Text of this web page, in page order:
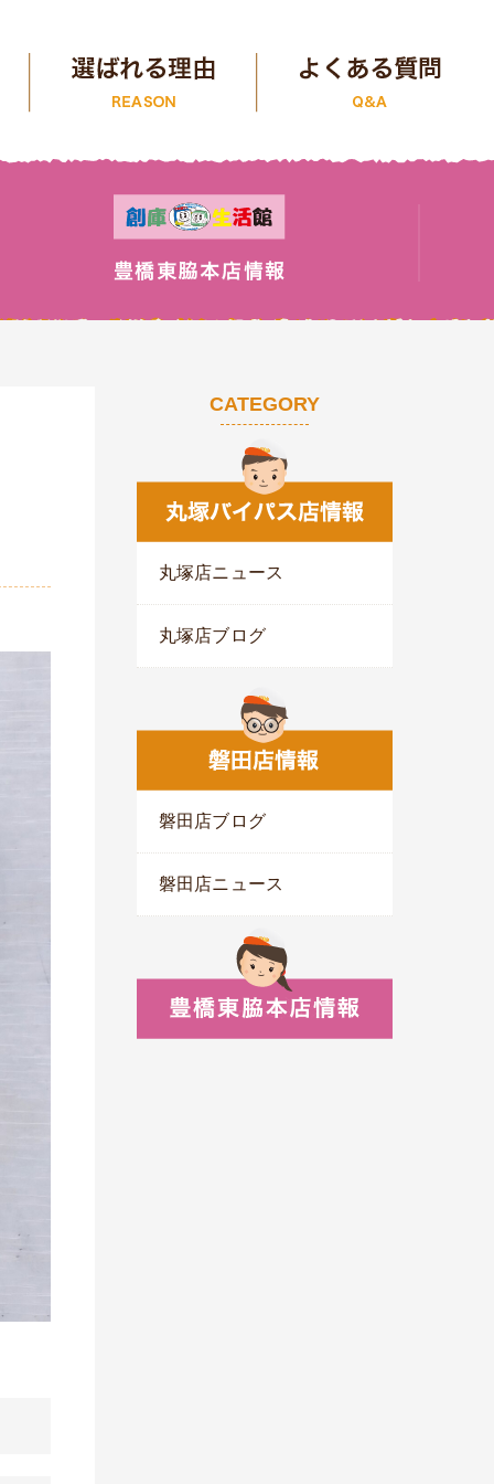
CATEGORY
丸塚店ニュース
丸塚店ブログ
磐田店ブログ
磐田店ニュース